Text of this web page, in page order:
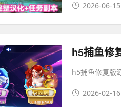
2026-06-15
h5捕鱼修
h5捕鱼修复版
2026-02-16